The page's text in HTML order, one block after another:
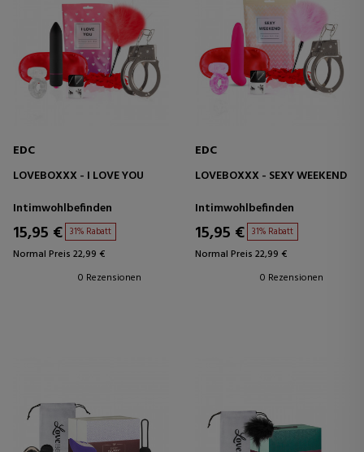
EDC
LOVEBOXXX - I LOVE YOU
Intimwohlbefinden
15,95 € 31% Rabatt
Normal Preis 22,99 €
0 Rezensionen
EDC
LOVEBOXXX - SEXY WEEKEND
Intimwohlbefinden
15,95 € 31% Rabatt
Normal Preis 22,99 €
0 Rezensionen